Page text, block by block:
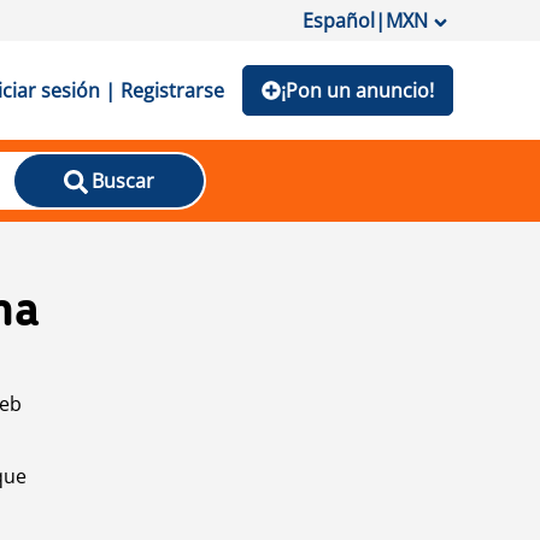
Español|MXN
sesión | Registrarse ¡Pon un anuncio!
Buscar